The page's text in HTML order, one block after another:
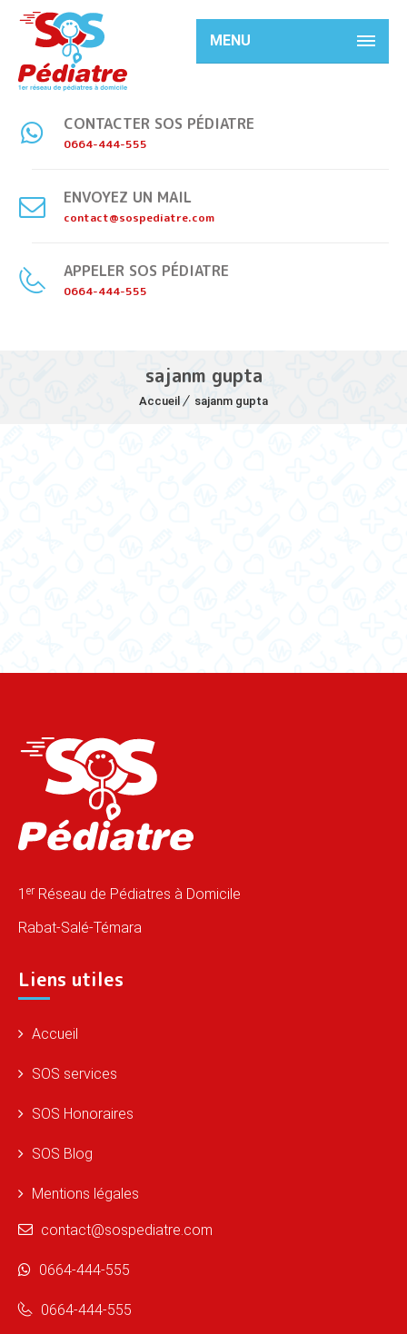
CONTACTER SOS PÉDIATRE
0664-444-555
ENVOYEZ UN MAIL
contact@sospediatre.com
APPELER SOS PÉDIATRE
0664-444-555
MENU
sajanm gupta
Accueil sajanm gupta
1 er Réseau de Pédiatres à Domicile
Rabat-Salé-Témara
Liens utiles
Accueil
SOS services
SOS Honoraires
SOS Blog
Mentions légales
contact@sospediatre.com
0664-444-555
0664-444-555